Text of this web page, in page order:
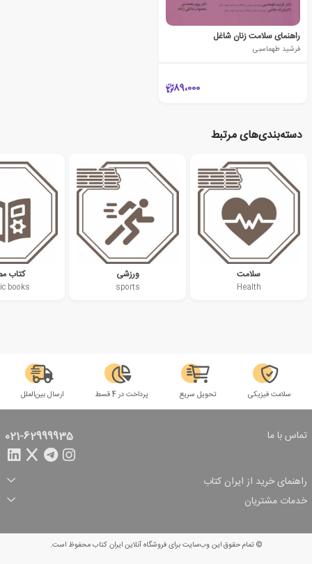
راهنمای سلامت زنان شاغل
فرشید طهماسبی
89،000
دسته‌بندی‌های مرتبط
سلامت
Health
ورزشی
sports
کتاب
books
سلامت فیزیکی تحویل سریع پرداخت در 4 قسط ارسال بین‌الملل
تماس با ما 021-62999935
راهنمای خرید از ایران کتاب
ثبت سفارش
شرایط ارسال سفارش
شیوه پرداخت
تخفیف‌های خرید
خدمات مشتریان
© تمام حقوق این وب‌سایت برای فروشگاه آنلاین ایران کتاب محفوظ است.